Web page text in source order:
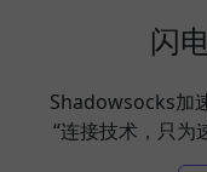
闪
Shadowsocks加
“连接技术，只为